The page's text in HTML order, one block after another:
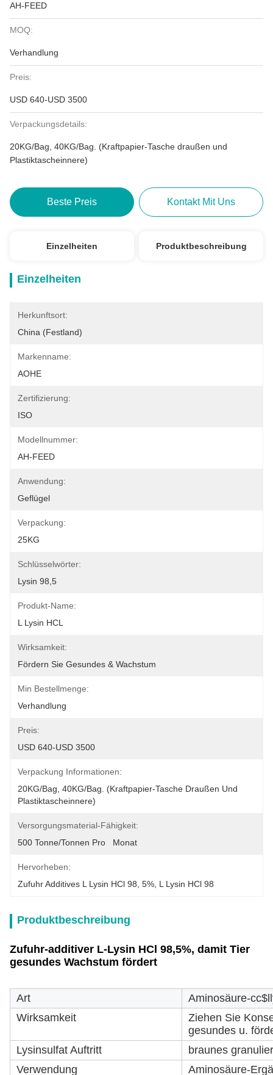
AH-FEED
MOQ:
Verhandlung
Preis:
USD 640-USD 3500
Verpackungsdetails:
20KG/Bag, 40KG/Bag. (Kraftpapier-Tasche draußen und
Plastiktascheinnere)
Beste Preis Kontakt Mit Uns
Einzelheiten Produktbeschreibung
Einzelheiten
Herkunftsort:
China (Festland)
Markenname:
AOHE
Zertifizierung:
ISO
Modellnummer:
AH-FEED
Anwendung:
Geflügel
Verpackung:
25KG
Schlüsselwörter:
Lysin 98,5
Produkt-Name:
L Lysin HCL
Wirksamkeit:
Fördern Sie Gesundes & Wachstum
Min Bestellmenge:
Verhandlung
Preis:
USD 640-USD 3500
Verpackung Informationen:
20KG/Bag, 40KG/Bag. (Kraftpapier-Tasche Draußen Und
Plastiktascheinnere)
Versorgungsmaterial-Fähigkeit:
500 Tonne/Tonnen Pro   Monat
Hervorheben:
Zufuhr Additives L Lysin HCl 98 5% L Lysin HCl 98
Produktbeschreibung
Zufuhr-additiver L-Lysin HCl 98,5%, damit Tier
gesundes Wachstum fördert
Art
Aminosäure-
Wirksamkeit
Ziehen Sie
gesundes u.
Lysinsulfat Auftritt
braunes
Verwendung
Aminosäure-